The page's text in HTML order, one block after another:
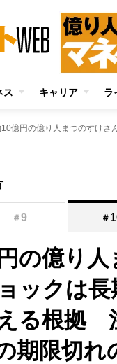
ス キャリア ラ
＃9 ＃
の億り
ックは
る根拠
期限切